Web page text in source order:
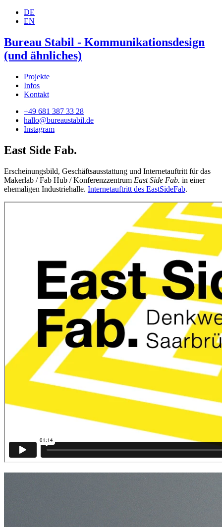
DE
EN
Bureau Stabil - Kommunikationsdesign
(und ähnliches)
Projekte
Infos
Kontakt
+49 681 387 33 28
hallo@bureaustabil.de
Instagram
East Side Fab.
Erscheinungsbild, Geschäftsausstattung und Internetauftritt für das
Makerlab / Fab Hub / Konferenzzentrum East Side Fab. in einer
ehemaligen Industriehalle. Internetauftritt des EastSideFab.